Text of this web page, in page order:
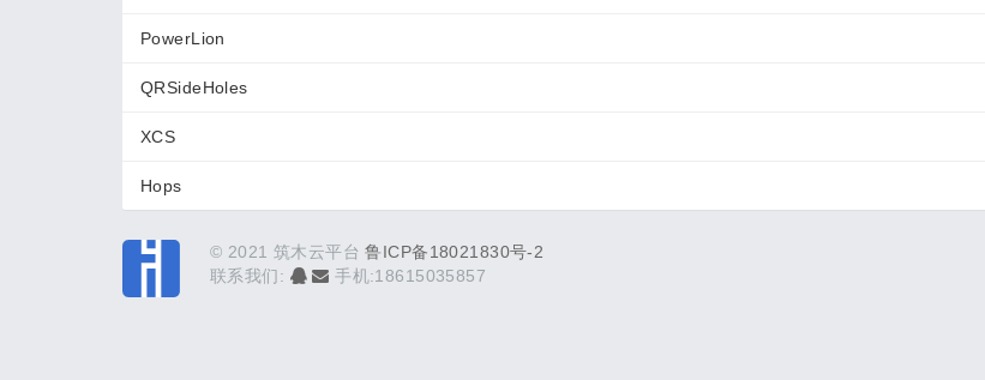
PowerLion
QRSideHoles
XCS
Hops
© 2021 筑木云平台鲁ICP备18021830号-2
联系我们:
手机:18615035857